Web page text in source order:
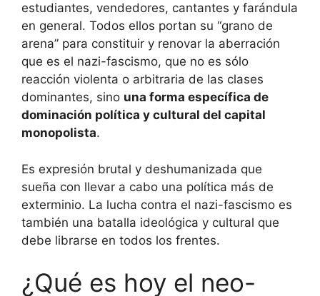
estudiantes, vendedores, cantantes y farándula
en general. Todos ellos portan su “grano de
arena” para constituir y renovar la aberración
que es el nazi-fascismo, que no es sólo
reacción violenta o arbitraria de las clases
dominantes, sino una forma específica de
dominación política y cultural del capital
monopolista.
Es expresión brutal y deshumanizada que
sueña con llevar a cabo una política más de
exterminio. La lucha contra el nazi-fascismo es
también una batalla ideológica y cultural que
debe librarse en todos los frentes.
¿Qué es hoy el neo-